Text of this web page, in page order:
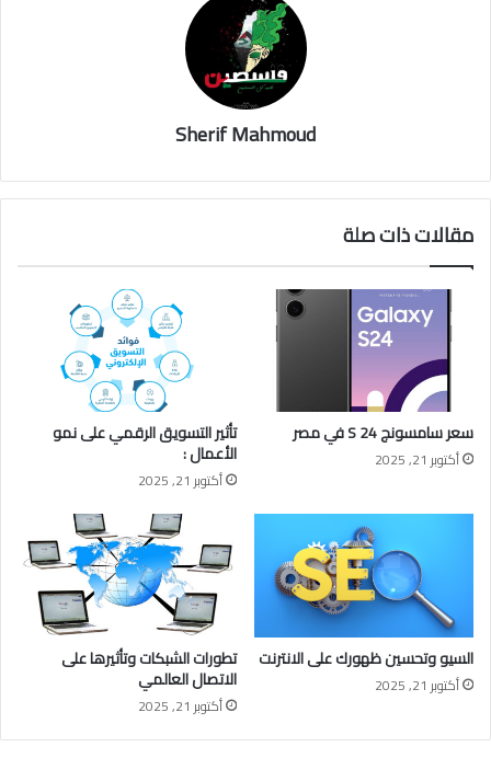
Sherif Mahmoud
مقالات ذات صلة
سعر سامسونج S 24 في مصر
أكتوبر 21, 2025
تأثير التسويق الرقمي على نمو
الأعمال :
أكتوبر 21, 2025
السيو وتحسين ظهورك على الانترنت
أكتوبر 21, 2025
تطورات الشبكات وتأثيرها على
الاتصال العالمي
أكتوبر 21, 2025